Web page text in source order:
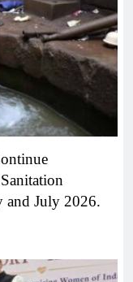
and July 2026.